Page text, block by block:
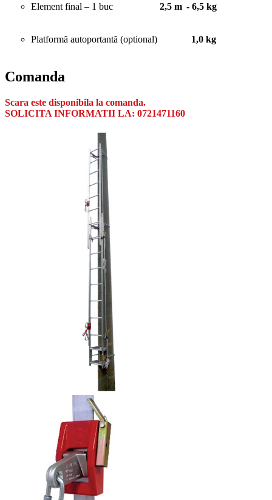
Element final – 1 buc 2,5 m - 6,5 kg
Platformă autoportantă (optional) 1,0 kg
Comanda
Scara este disponibila la comanda.
SOLICITA INFORMATII LA: 0721471160